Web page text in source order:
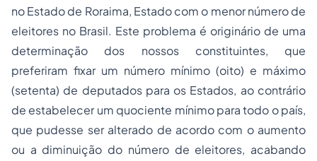
no Estado de Roraima, Estado com o menor número de
eleitores no Brasil. Este problema é originário de uma
determinação dos nossos constituintes, que
preferiram fixar um número mínimo (oito) e máximo
(setenta) de deputados para os Estados, ao contrário
de estabelecer um quociente mínimo para todo o país,
que pudesse ser alterado de acordo com o aumento
ou a diminuição do número de eleitores, acabando